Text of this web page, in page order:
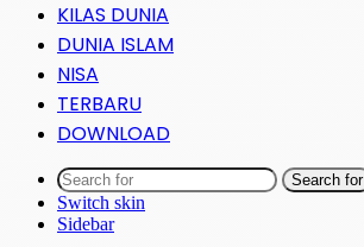
KILAS DUNIA
DUNIA ISLAM
NISA
TERBARU
DOWNLOAD
Search for
Switch skin
Sidebar